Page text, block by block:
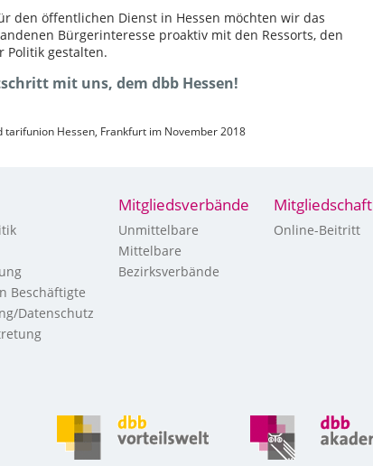
den öffentlichen Dienst in Hessen möchten wir das
Bürgerinteresse proaktiv mit den Ressorts, den
Politik gestalten.
mit uns, dem dbb Hessen!
Hessen, Frankfurt im November 2018
Beschäftigte
Datenschutz
Mitgliedsverbände
Unmittelbare
Mittelbare
Bezirksverbände
Mitgliedschaft
Online-Beitritt